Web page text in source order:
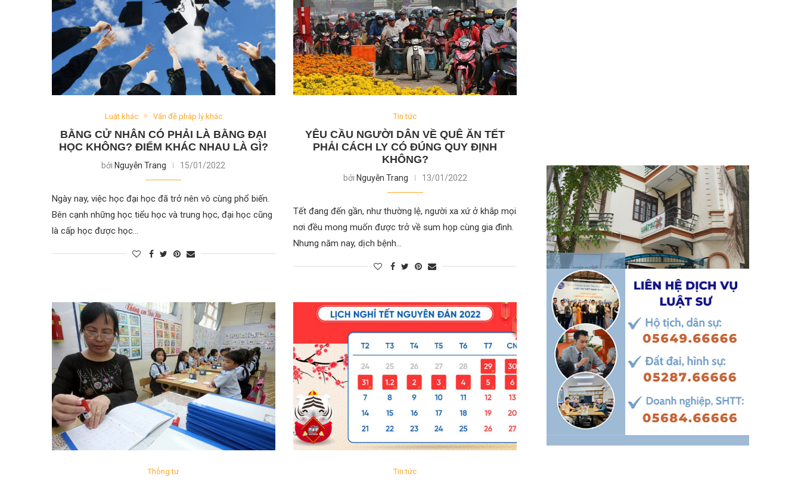
Luật khác Vấn đề pháp lý khác
BẰNG CỬ NHÂN CÓ PHẢI LÀ BẰNG ĐẠI
HỌC KHÔNG? ĐIỂM KHÁC NHAU LÀ GÌ?
bởiNguyễn Trang 15/01/2022
Ngày nay, việc học đại học đã trở nên vô cùng phổ biến.
Bên cạnh những học tiểu học và trung học, đại học cũng
là cấp học được học…
Tin tức
YÊU CẦU NGƯỜI DÂN VỀ QUÊ ĂN TẾT
PHẢI CÁCH LY CÓ ĐÚNG QUY ĐỊNH
KHÔNG?
bởi Nguyễn Trang 13/01/2022
Tết đang đến gần, như thường lệ, người xa xứ ở khắp mọi
nơi đều mong muốn được trở về sum họp cùng gia đình.
Nhưng năm nay, dịch bệnh…
Thông tư Tin tức